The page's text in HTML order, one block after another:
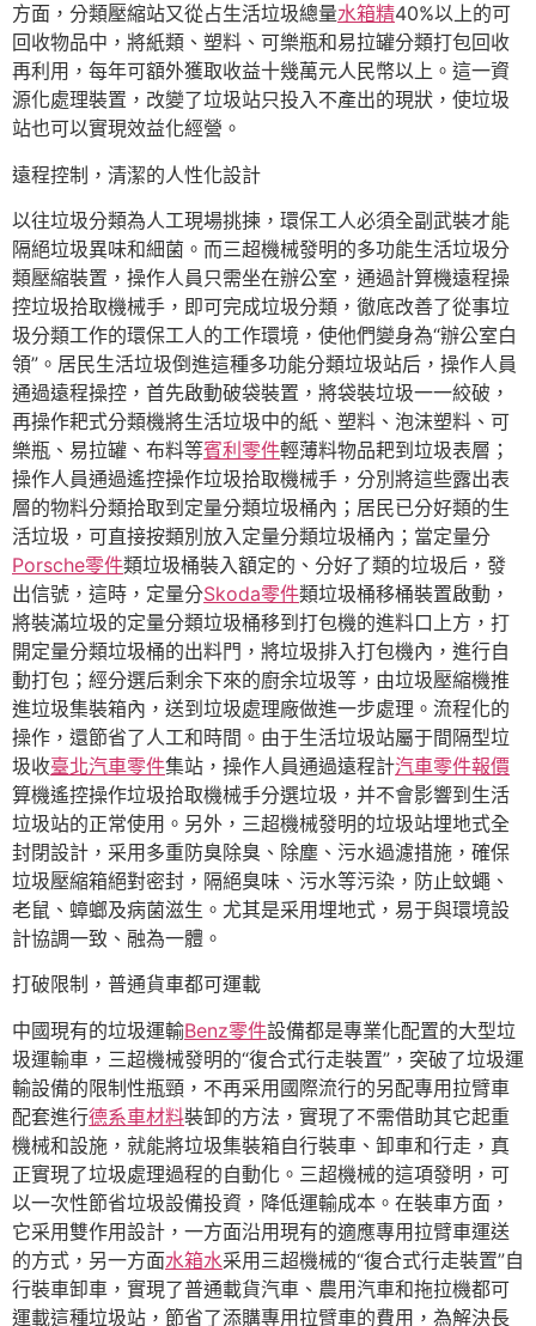
方面，分類壓縮站又從占生活垃圾總量水箱精40%以上的可
回收物品中，將紙類、塑料、可樂瓶和易拉罐分類打包回收
再利用，每年可額外獲取收益十幾萬元人民幣以上。這一資
源化處理裝置，改變了垃圾站只投入不產出的現狀，使垃圾
站也可以實現效益化經營。
遠程控制，清潔的人性化設計
以往垃圾分類為人工現場挑揀，環保工人必須全副武裝才能
隔絕垃圾異味和細菌。而三超機械發明的多功能生活垃圾分
類壓縮裝置，操作人員只需坐在辦公室，通過計算機遠程操
控垃圾拾取機械手，即可完成垃圾分類，徹底改善了從事垃
圾分類工作的環保工人的工作環境，使他們變身為“辦公室白
領”。居民生活垃圾倒進這種多功能分類垃圾站后，操作人員
通過遠程操控，首先啟動破袋裝置，將袋裝垃圾一一絞破，
再操作耙式分類機將生活垃圾中的紙、塑料、泡沫塑料、可
樂瓶、易拉罐、布料等賓利零件輕薄料物品耙到垃圾表層；
操作人員通過遙控操作垃圾拾取機械手，分別將這些露出表
層的物料分類拾取到定量分類垃圾桶內；居民已分好類的生
活垃圾，可直接按類別放入定量分類垃圾桶內；當定量分
Porsche零件類垃圾桶裝入額定的、分好了類的垃圾后，發
出信號，這時，定量分Skoda零件類垃圾桶移桶裝置啟動，
將裝滿垃圾的定量分類垃圾桶移到打包機的進料口上方，打
開定量分類垃圾桶的出料門，將垃圾排入打包機內，進行自
動打包；經分選后剩余下來的廚余垃圾等，由垃圾壓縮機推
進垃圾集裝箱內，送到垃圾處理廠做進一步處理。流程化的
操作，還節省了人工和時間。由于生活垃圾站屬于間隔型垃
圾收臺北汽車零件集站，操作人員通過遠程計汽車零件報價
算機遙控操作垃圾拾取機械手分選垃圾，并不會影響到生活
垃圾站的正常使用。另外，三超機械發明的垃圾站埋地式全
封閉設計，采用多重防臭除臭、除塵、污水過濾措施，確保
垃圾壓縮箱絕對密封，隔絕臭味、污水等污染，防止蚊蠅、
老鼠、蟑螂及病菌滋生。尤其是采用埋地式，易于與環境設
計協調一致、融為一體。
打破限制，普通貨車都可運載
中國現有的垃圾運輸Benz零件設備都是專業化配置的大型垃
圾運輸車，三超機械發明的“復合式行走裝置”，突破了垃圾運
輸設備的限制性瓶頸，不再采用國際流行的另配專用拉臂車
配套進行德系車材料裝卸的方法，實現了不需借助其它起重
機械和設施，就能將垃圾集裝箱自行裝車、卸車和行走，真
正實現了垃圾處理過程的自動化。三超機械的這項發明，可
以一次性節省垃圾設備投資，降低運輸成本。在裝車方面，
它采用雙作用設計，一方面沿用現有的適應專用拉臂車運送
的方式，另一方面水箱水采用三超機械的“復合式行走裝置”自
行裝車卸車，實現了普通載貨汽車、農用汽車和拖拉機都可
運載這種垃圾站，節省了添購專用拉臂車的費用，為解決長